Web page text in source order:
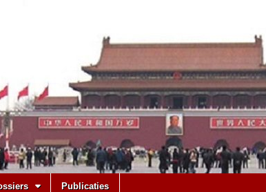
Publicaties